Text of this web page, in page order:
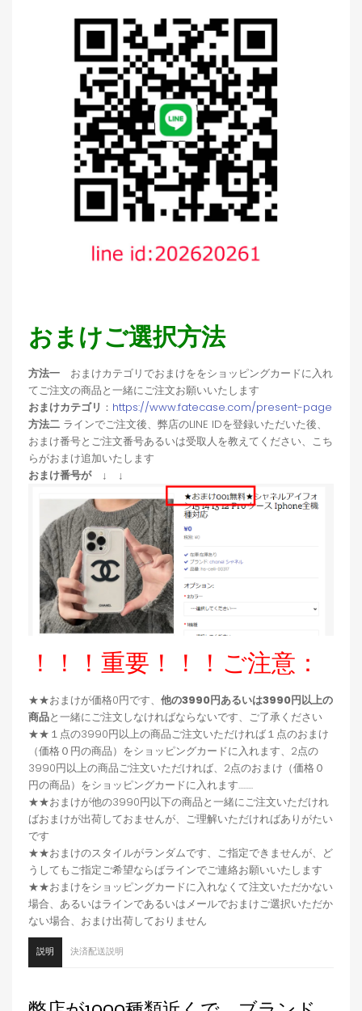
おまけご選択方法
方法一 おまけカテゴリでおまけををショッピングカードに入れ
てご注文の商品と一緒にご注文お願いいたします
おまけカテゴリ ： https://www.fatecase.com/present-page
方法二 ラインでご注文後、弊店のLINE IDを登録いただいた後、
おまけ番号とご注文番号あるいは受取人を教えてください、こち
らがおまけ追加いたします
おまけ番号が ↓ ↓
！！！重要！！！ご注意：
★★おまけが価格0円です、 他の3990円あるいは3990円以上の
商品と一緒にご注文しなければならないです、ご了承ください
★★１点の3990円以上の商品ご注文いただければ１点のおまけ
（価格０円の商品）をショッピングカードに入れます、2点の
3990円以上の商品ご注文いただければ、2点のおまけ（価格０
円の商品）をショッピングカードに入れます.........
★★おまけが他の3990円以下の商品と一緒にご注文いただけれ
ばおまけが出荷しておませんが、ご理解いただければありがたい
です
★★おまけのスタイルがランダムです、ご指定できませんが、ど
うしてもご指定ご希望ならばラインでご連絡お願いいたします
★★おまけをショッピングカードに入れなくて注文いただかない
場合、あるいはラインであるいはメールでおまけご選択いただか
ない場合、おまけ出荷しておりません
説明 決済配送説明